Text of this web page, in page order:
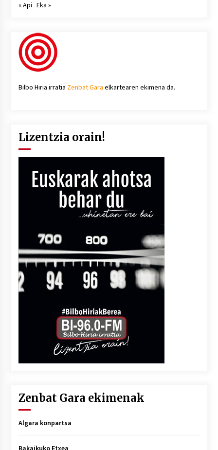
« Api Eka »
Bilbo Hiria irratia Zenbat Gara elkartearen ekimena da.
Lizentzia orain!
Zenbat Gara ekimenak
Algara konpartsa
Bakaikuko Etxea